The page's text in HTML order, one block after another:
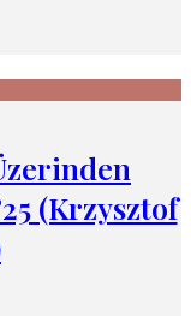
(Krzysztof